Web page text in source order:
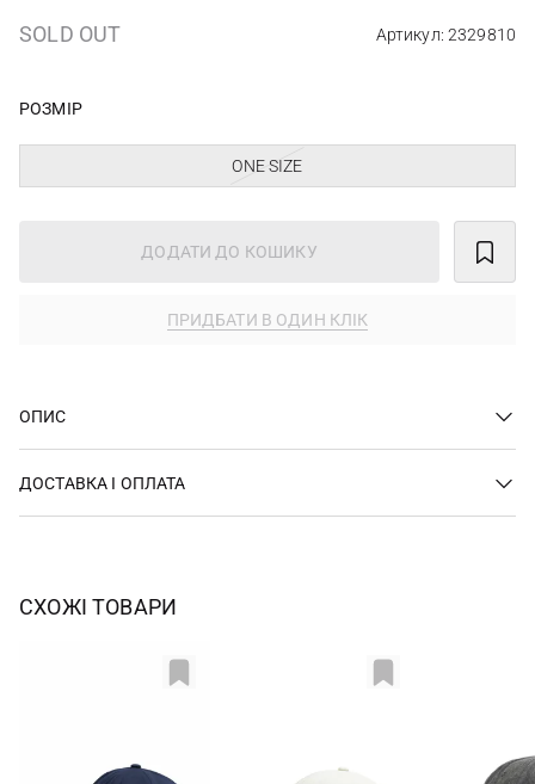
SOLD OUT Артикул: 2329810
РОЗМІР
ONE SIZE
ДОДАТИ ДО КОШИКУ
ПРИДБАТИ В ОДИН КЛІК
ОПИС
ДОСТАВКА І ОПЛАТА
СХОЖІ ТОВАРИ